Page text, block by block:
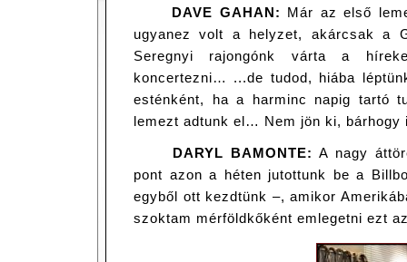
DAVE GAHAN: Már az első
ugyanez volt a helyzet, akárcsak a
Seregnyi rajongónk várta a
koncertezni… ...de tudod, hiába
esténként, ha a harminc napig tartó
lemezt adtunk el… Nem jön ki,
DARYL BAMONTE: A nagy
pont azon a héten jutottunk be a
egyből ott kezdtünk –, amikor
szoktam mérföldkőként emlegetni ezt